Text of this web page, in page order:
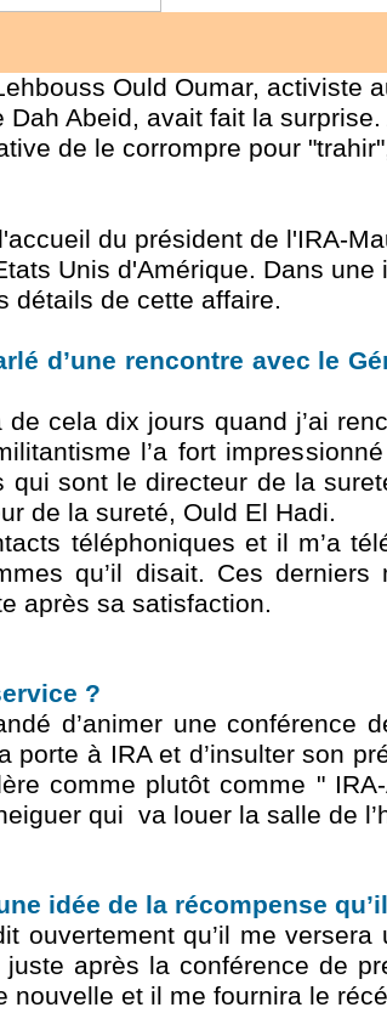
Ould Oumar, activiste
Abeid, avait fait la
de le corrompre pour
du président de l'IRA-
Unis d'Amérique. Dans une
détails de cette affaire.
d’une rencontre avec le
cela dix jours quand j’ai
l’a fort
sont le directeur de la
de la sureté, Ould El Hadi.
téléphoniques et il m’a
qu’il disait. Ces derniers
après sa satisfaction.
?
d’animer une conférence
à IRA et d’insulter son
comme plutôt comme "
qui va louer la salle de
idée de la récompense
ouvertement qu’il me
après la conférence de
nouvelle et il me fournira le